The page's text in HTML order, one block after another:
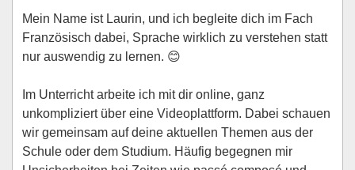
Mein Name ist Laurin, und ich begleite dich im Fach
Französisch dabei, Sprache wirklich zu verstehen statt
nur auswendig zu lernen. 😊
Im Unterricht arbeite ich mit dir online, ganz
unkompliziert über eine Videoplattform. Dabei schauen
wir gemeinsam auf deine aktuellen Themen aus der
Schule oder dem Studium. Häufig begegnen mir